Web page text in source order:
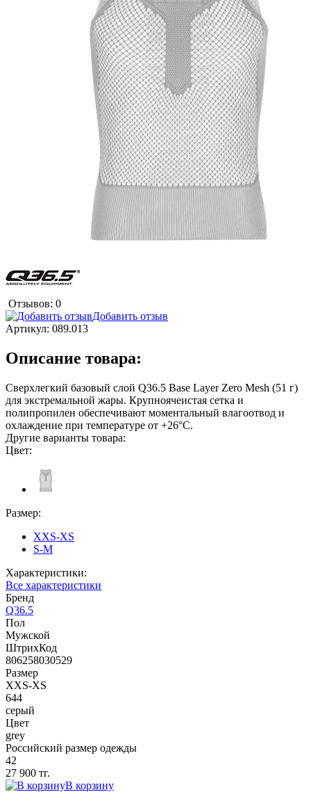
Отзывов: 0
Добавить отзыв
Артикул: 089.013
Описание товара:
Сверхлегкий базовый слой Q36.5 Base Layer Zero Mesh (51 г)
для экстремальной жары. Крупноячеистая сетка и
полипропилен обеспечивают моментальный влагоотвод и
охлаждение при температуре от +26°C.
Другие варианты товара:
Цвет:
Размер:
XXS-XS
S-M
Характеристики:
Все характеристики
Бренд
Q36.5
Пол
Мужской
ШтрихКод
806258030529
Размер
XXS-XS
644
серый
Цвет
grey
Российский размер одежды
42
27 900 тг.
В корзину